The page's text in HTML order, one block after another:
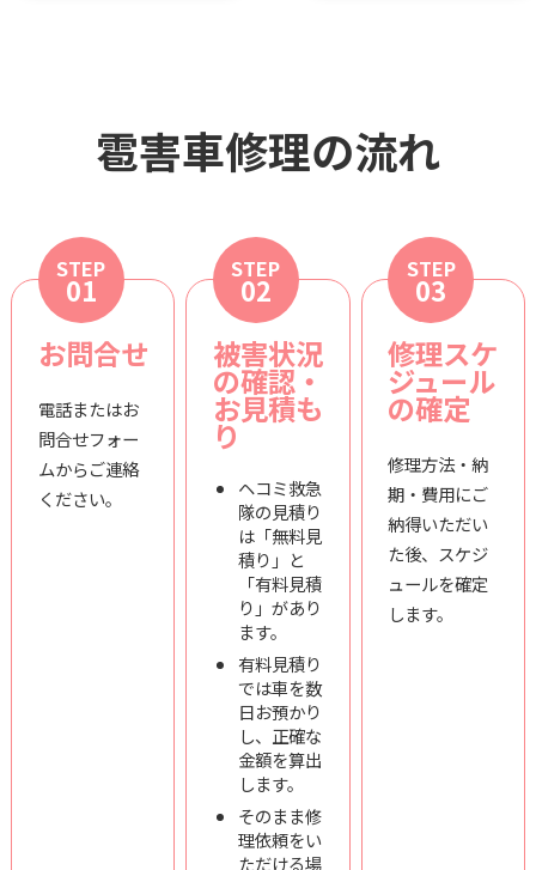
雹害車修理の流れ
STEP
01
お問合せ
電話またはお
問合せフォー
ムからご連絡
ください。
STEP
02
被害状況
の確認・
お見積も
り
ヘコミ救急
隊の見積り
は「無料見
積り」と
「有料見積
り」があり
ます。
有料見積り
では車を数
日お預かり
し、正確な
金額を算出
します。
そのまま修
理依頼をい
ただける場
STEP
03
修理スケ
ジュール
の確定
修理方法・納
期・費用にご
納得いただい
た後、スケジ
ュールを確定
します。